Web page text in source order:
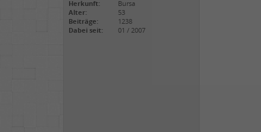
Herkunft:
Bursa
Alter:
53
Beiträge:
1238
Dabei seit:
01 / 2007